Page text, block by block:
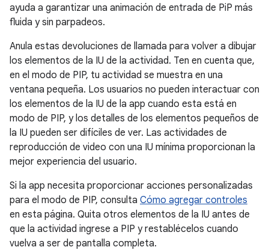
ayuda a garantizar una animación de entrada de PiP más
fluida y sin parpadeos.
Anula estas devoluciones de llamada para volver a dibujar
los elementos de la IU de la actividad. Ten en cuenta que,
en el modo de PIP, tu actividad se muestra en una
ventana pequeña. Los usuarios no pueden interactuar con
los elementos de la IU de la app cuando esta está en
modo de PIP, y los detalles de los elementos pequeños de
la IU pueden ser difíciles de ver. Las actividades de
reproducción de video con una IU mínima proporcionan la
mejor experiencia del usuario.
Si la app necesita proporcionar acciones personalizadas
para el modo de PIP, consulta Cómo agregar controles
en esta página. Quita otros elementos de la IU antes de
que la actividad ingrese a PIP y restablécelos cuando
vuelva a ser de pantalla completa.